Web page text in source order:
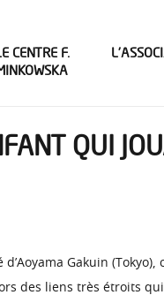
CENTRE F.
QUI
Gakuin (Tokyo),
des liens très étroits